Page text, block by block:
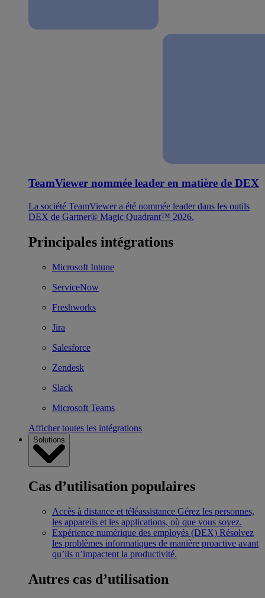
TeamViewer nommée leader en matière de DEX
La société TeamViewer a été nommée leader dans les outils
DEX de Gartner® Magic Quadrant™ 2026.
Principales intégrations
Microsoft Intune
ServiceNow
Freshworks
Jira
Salesforce
Zendesk
Slack
Microsoft Teams
Afficher toutes les intégrations
Solutions
Cas d’utilisation populaires
Accès à distance et téléassistance Gérez les personnes,
les appareils et les applications, où que vous soyez.
Expérience numérique des employés (DEX) Résolvez
les problèmes informatiques de manière proactive avant
qu’ils n’impactent la productivité.
Autres cas d’utilisation